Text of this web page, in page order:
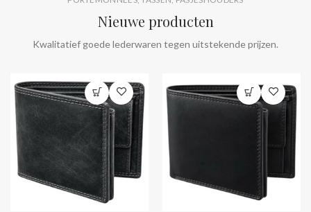
Nieuwe producten
Kwalitatief goede lederwaren tegen uitstekende prijzen.